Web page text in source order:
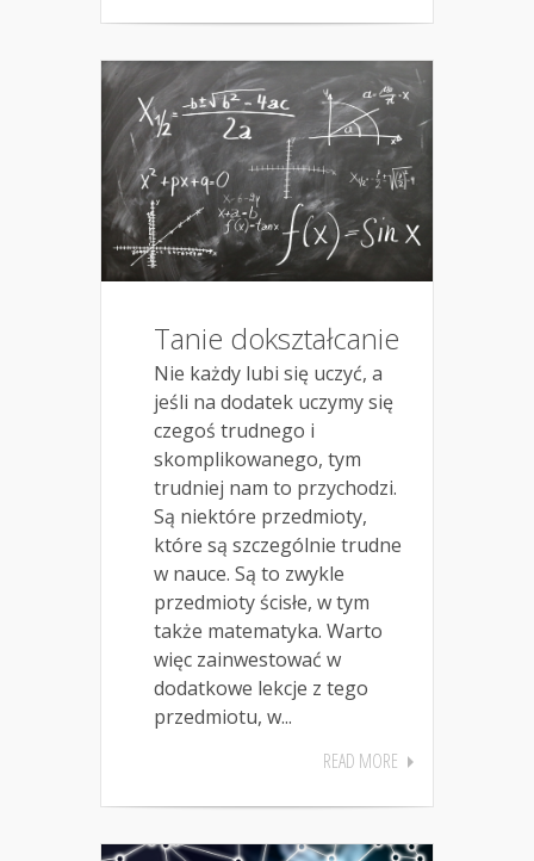
Tanie dokształcanie
Nie każdy lubi się uczyć, a
jeśli na dodatek uczymy się
czegoś trudnego i
skomplikowanego, tym
trudniej nam to przychodzi.
Są niektóre przedmioty,
które są szczególnie trudne
w nauce. Są to zwykle
przedmioty ścisłe, w tym
także matematyka. Warto
więc zainwestować w
dodatkowe lekcje z tego
przedmiotu, w...
READ MORE